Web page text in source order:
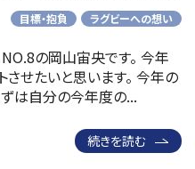
目標・抱負 ラグビーへの想い
の岡山宙央です。 今年
せたいと思います。 今年の
ずは自分の今年度の...
続きを読む